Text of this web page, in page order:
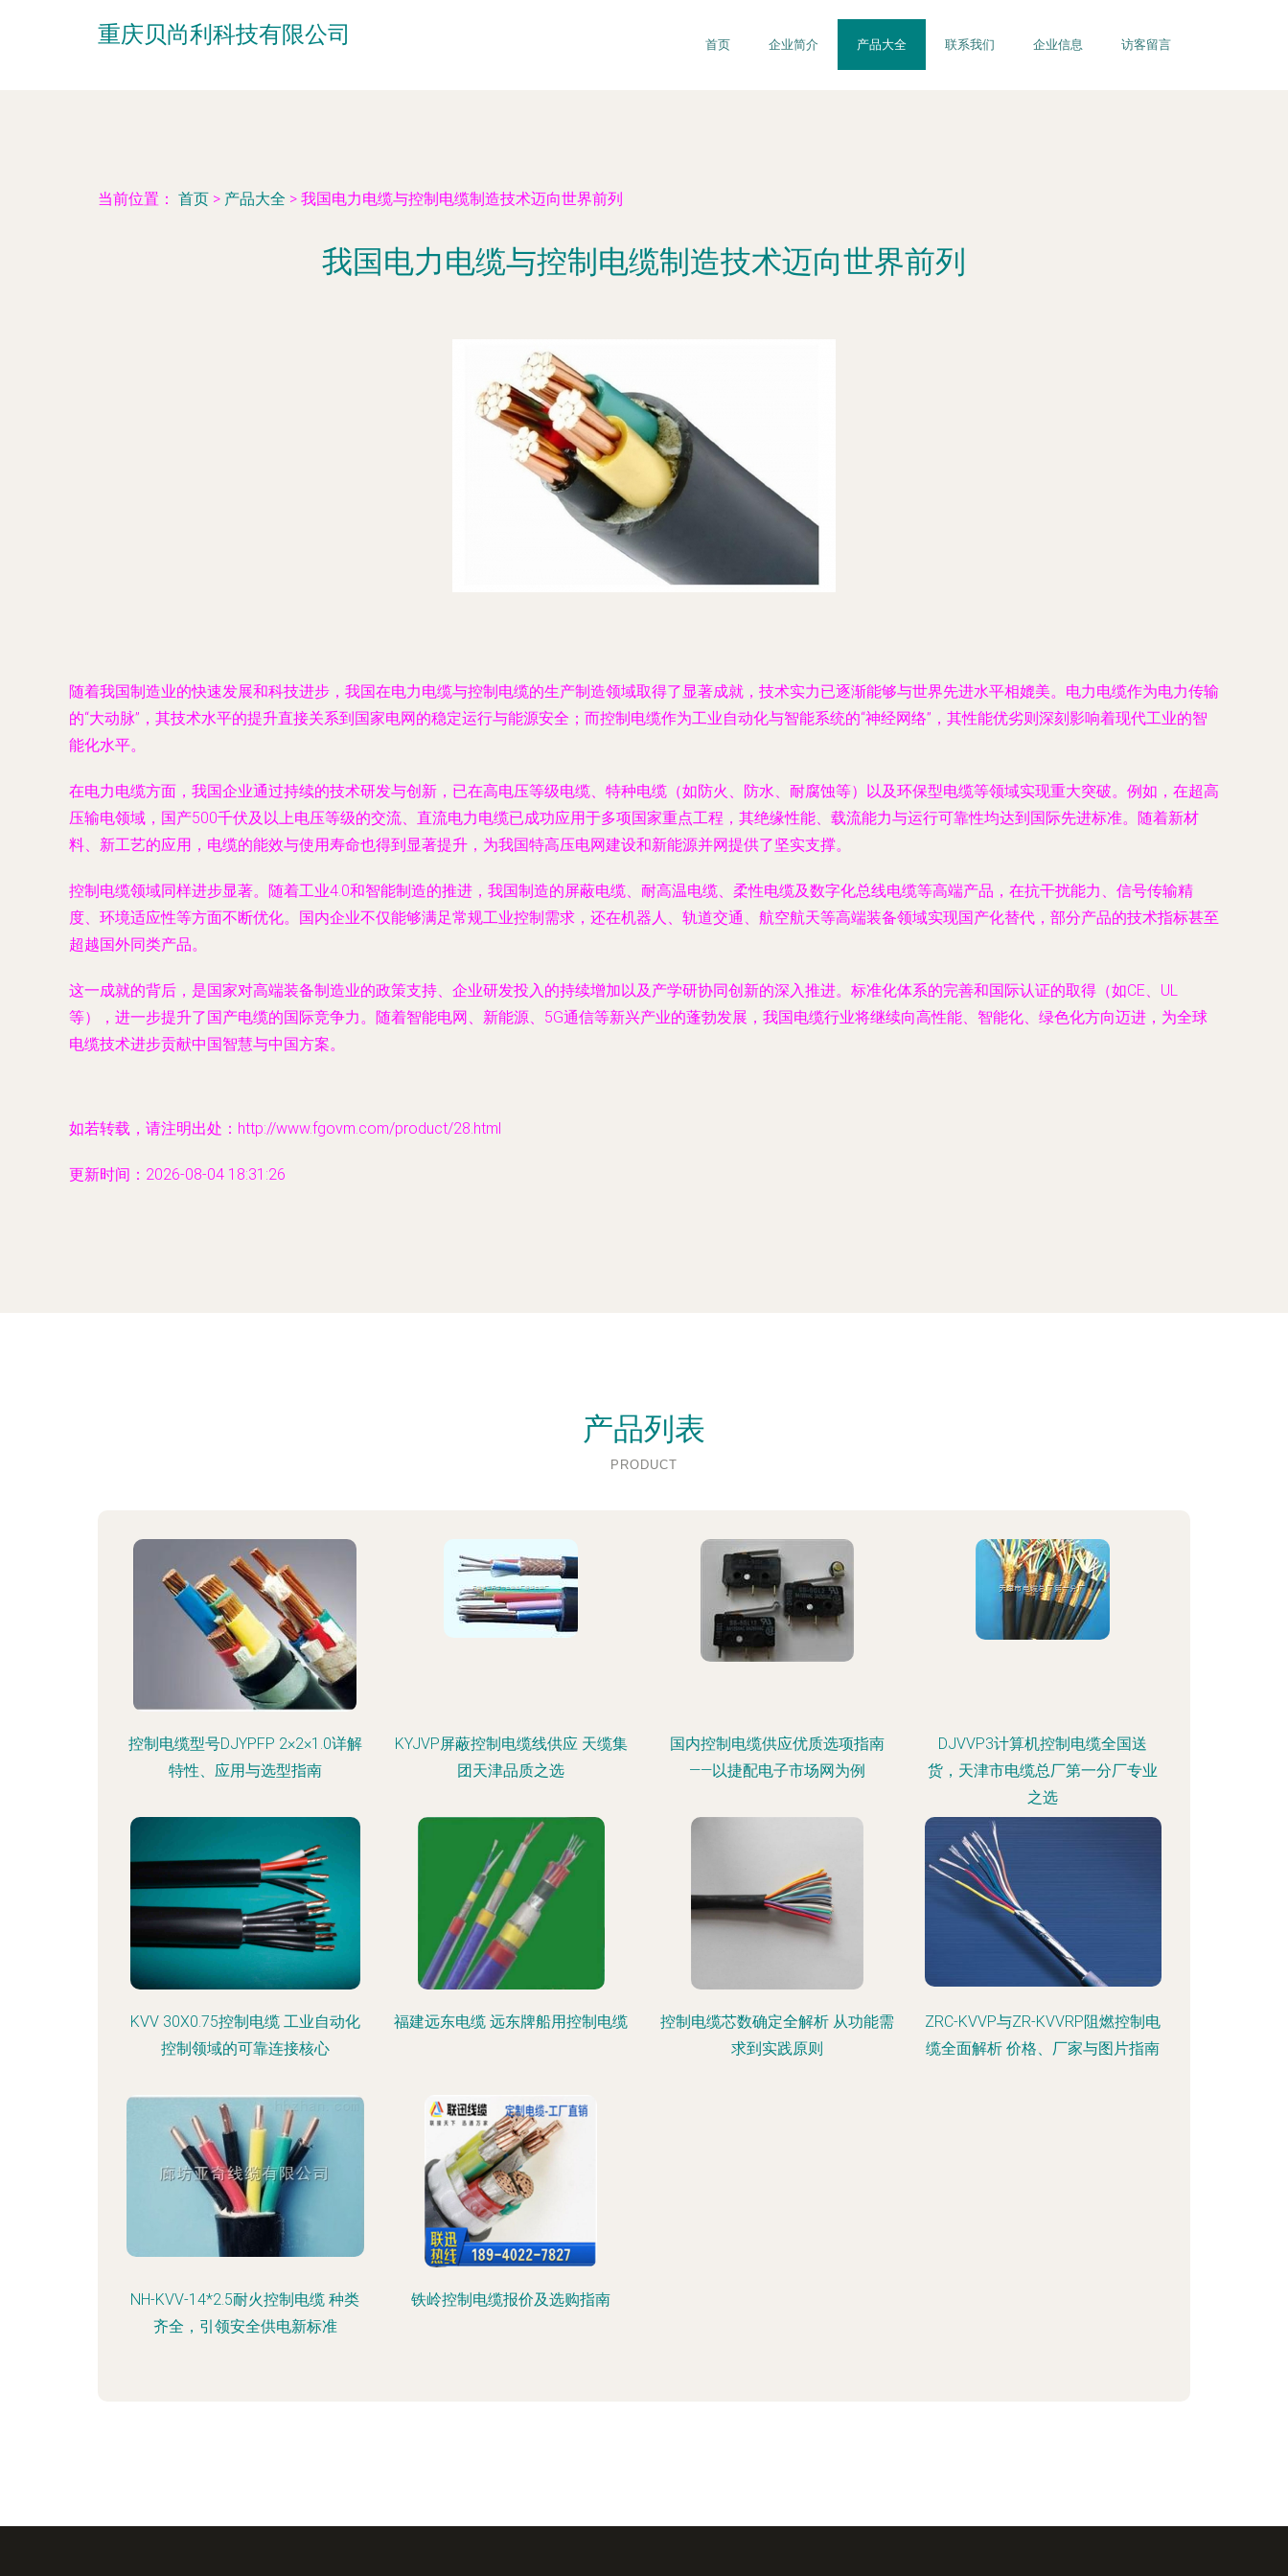
重庆贝尚利科技有限公司 首页 企业简介 产品大全 联系我们 企业信息 访客留言
当前位置： 首页 > 产品大全 > 我国电力电缆与控制电缆制造技术迈向世界前列
我国电力电缆与控制电缆制造技术迈向世界前列
随着我国制造业的快速发展和科技进步，我国在电力电缆与控制电缆的生产制造领域取得了显著成就，技术实力已逐渐能够与世界先进水平相媲美。电力电缆作为电力传输
的“大动脉”，其技术水平的提升直接关系到国家电网的稳定运行与能源安全；而控制电缆作为工业自动化与智能系统的“神经网络”，其性能优劣则深刻影响着现代工业的智
能化水平。
在电力电缆方面，我国企业通过持续的技术研发与创新，已在高电压等级电缆、特种电缆（如防火、防水、耐腐蚀等）以及环保型电缆等领域实现重大突破。例如，在超高
压输电领域，国产500千伏及以上电压等级的交流、直流电力电缆已成功应用于多项国家重点工程，其绝缘性能、载流能力与运行可靠性均达到国际先进标准。随着新材
料、新工艺的应用，电缆的能效与使用寿命也得到显著提升，为我国特高压电网建设和新能源并网提供了坚实支撑。
控制电缆领域同样进步显著。随着工业4.0和智能制造的推进，我国制造的屏蔽电缆、耐高温电缆、柔性电缆及数字化总线电缆等高端产品，在抗干扰能力、信号传输精
度、环境适应性等方面不断优化。国内企业不仅能够满足常规工业控制需求，还在机器人、轨道交通、航空航天等高端装备领域实现国产化替代，部分产品的技术指标甚至
超越国外同类产品。
这一成就的背后，是国家对高端装备制造业的政策支持、企业研发投入的持续增加以及产学研协同创新的深入推进。标准化体系的完善和国际认证的取得（如CE、UL
等），进一步提升了国产电缆的国际竞争力。随着智能电网、新能源、5G通信等新兴产业的蓬勃发展，我国电缆行业将继续向高性能、智能化、绿色化方向迈进，为全球
电缆技术进步贡献中国智慧与中国方案。
如若转载，请注明出处：http://www.fgovm.com/product/28.html
更新时间：2026-08-04 18:31:26
产品列表
PRODUCT
控制电缆型号DJYPFP 2×2×1.0详解
特性、应用与选型指南
KYJVP屏蔽控制电缆线供应 天缆集
团天津品质之选
国内控制电缆供应优质选项指南
——以捷配电子市场网为例
DJVVP3计算机控制电缆全国送
货，天津市电缆总厂第一分厂专业
之选
KVV 30X0.75控制电缆 工业自动化
控制领域的可靠连接核心
福建远东电缆 远东牌船用控制电缆
控制电缆芯数确定全解析 从功能需
求到实践原则
ZRC-KVVP与ZR-KVVRP阻燃控制电
缆全面解析 价格、厂家与图片指南
NH-KVV-14*2.5耐火控制电缆 种类
齐全，引领安全供电新标准
铁岭控制电缆报价及选购指南